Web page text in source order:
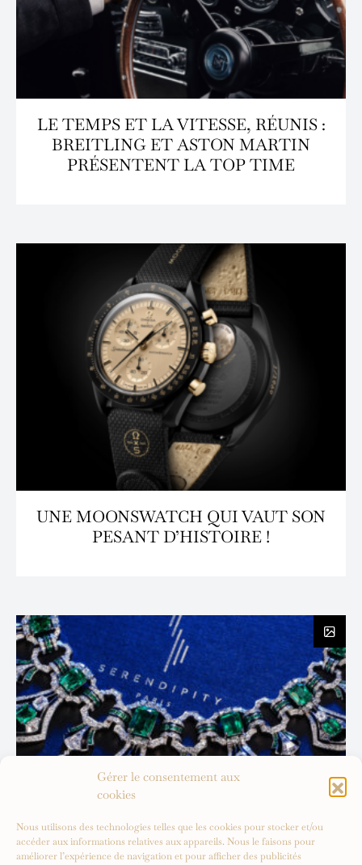
Gérer le consentement aux
cookies
Nous utilisons des technologies telles que les cookies pour stocker et/ou
accéder aux informations relatives aux appareils. Nous le faisons pour
améliorer l’expérience de navigation et pour afficher des publicités
LE TEMPS ET LA VITESSE, RÉUNIS :
BREITLING ET ASTON MARTIN
PRÉSENTENT LA TOP TIME
UNE MOONSWATCH QUI VAUT SON
PESANT D’HISTOIRE !